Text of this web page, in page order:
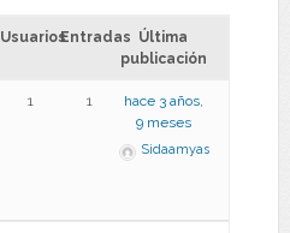
UsuariosEntradas Última
publicación
1 1
hace 3 años,
9 meses
Sidaamyas